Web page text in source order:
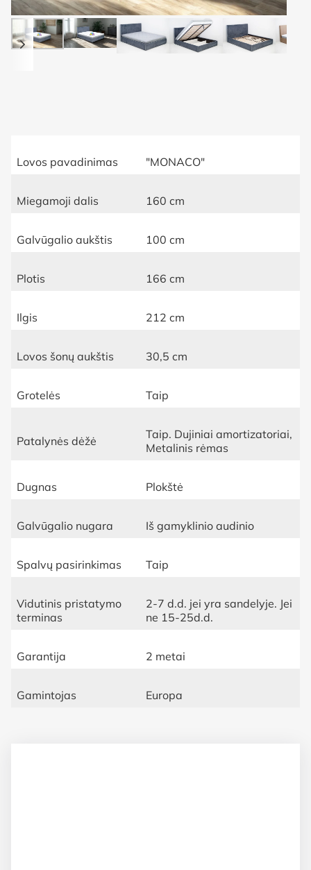
Lovos pavadinimas "MONACO"
Miegamoji dalis 160 cm
Galvūgalio aukštis 100 cm
Plotis 166 cm
Ilgis 212 cm
Lovos šonų aukštis 30,5 cm
Grotelės Taip
Patalynės dėžė
Taip. Dujiniai amortizatoriai,
Metalinis rėmas
Dugnas Plokštė
Galvūgalio nugara Iš gamyklinio audinio
Spalvų pasirinkimas Taip
Vidutinis pristatymo
terminas
2-7 d.d. jei yra sandelyje. Jei
ne 15-25d.d.
Garantija 2 metai
Gamintojas Europa